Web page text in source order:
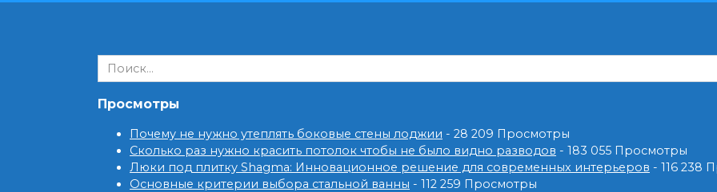
Search
for:
Просмотры
Почему не нужно утеплять боковые стены лоджии - 28 209 Просмотры
Сколько раз нужно красить потолок чтобы не было видно разводов - 183 055 Просмотры
Люки под плитку Shagma: Инновационное решение для современных интерьеров - 116 238
Основные критерии выбора стальной ванны - 112 259 Просмотры